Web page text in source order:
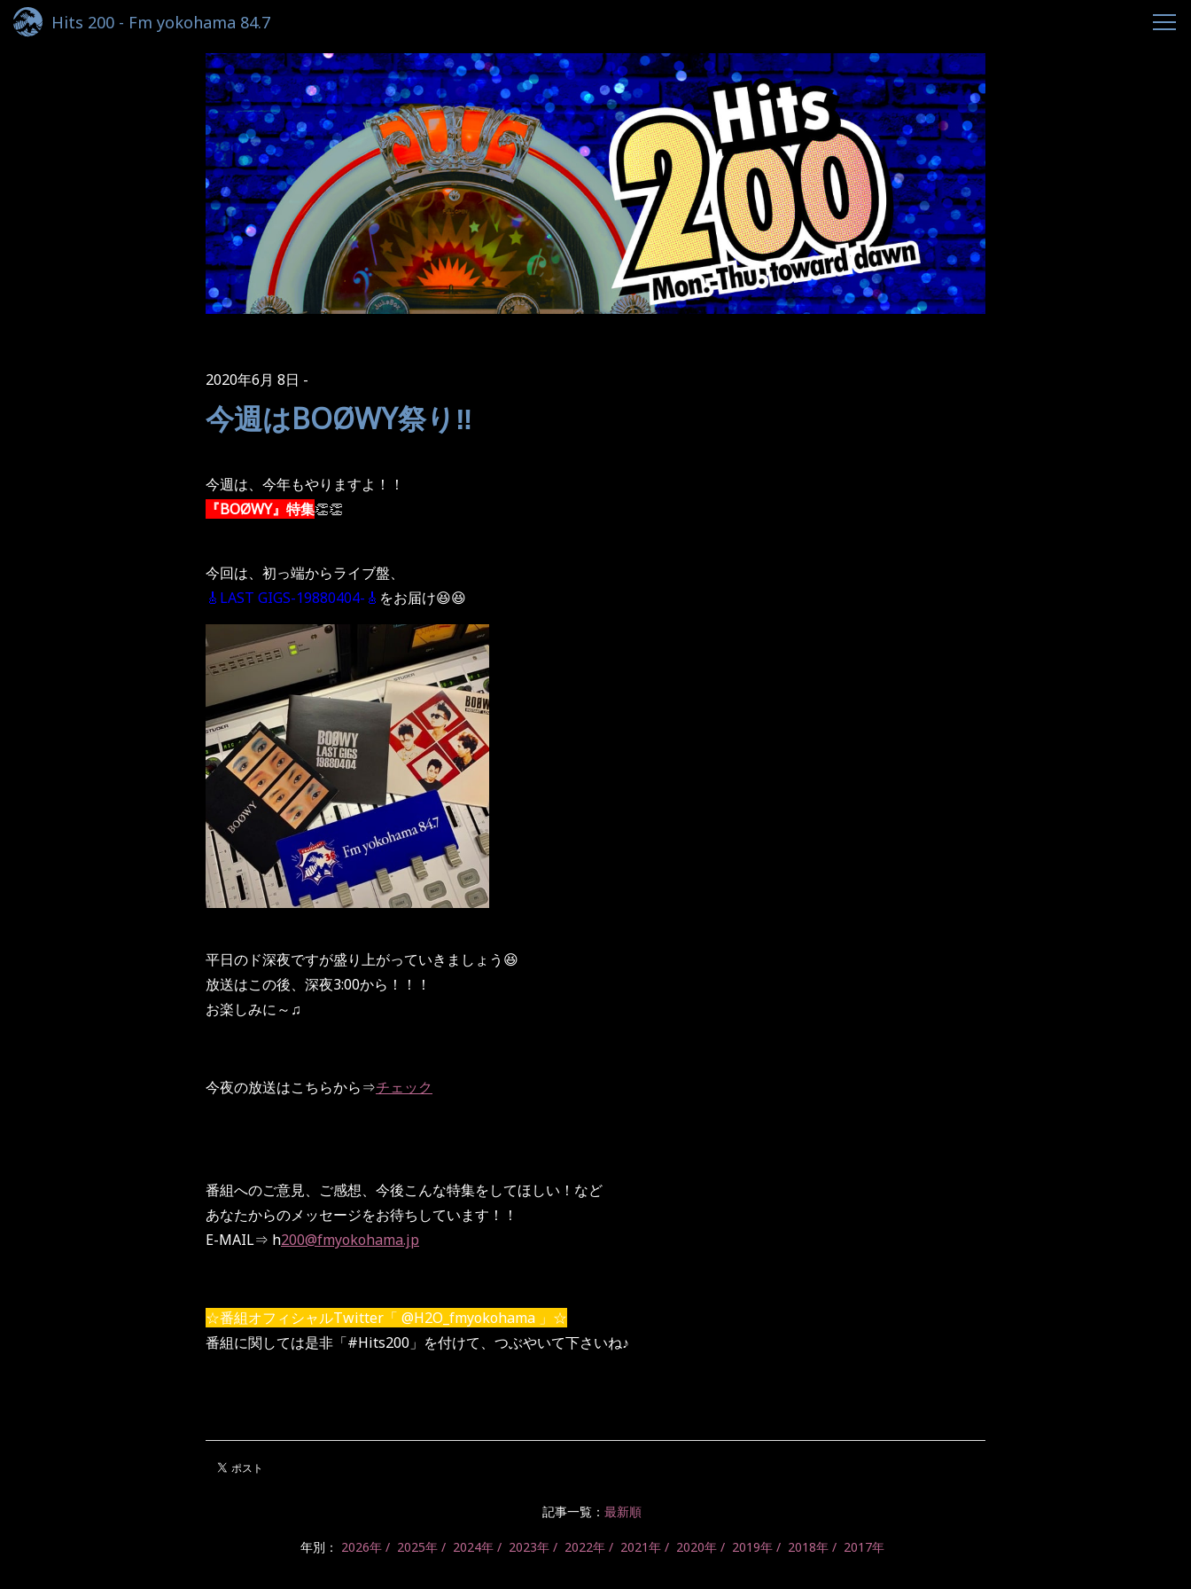
Hits 200 - Fm yokohama 84.7
2020年6月 8日
今週はBOØWY祭り‼️
今週は、今年もやりますよ！！
『BOØWY』特集👏👏
今回は、初っ端からライブ盤、
🎸LAST GIGS-19880404-🎸 をお届け😆😆
平日のド深夜ですが盛り上がっていきましょう😆
放送はこの後、深夜3:00から！！！
お楽しみに～♫
今夜の放送はこちらから⇒チェック
番組へのご意見、ご感想、今後こんな特集をしてほしい！など
あなたからのメッセージをお待ちしています！！
E-MAIL⇒ h200@fmyokohama.jp
☆番組オフィシャルTwitter「 @H2O_fmyokohama 」☆
番組に関しては是非「#Hits200」を付けて、つぶやいて下さいね♪
記事一覧： 最新順
年別： 2026年 2025年 2024年 2023年 2022年 2021年 2020年 2019年 2018年 2017年